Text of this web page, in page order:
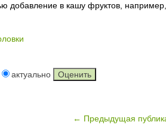
добавление в кашу фруктов,
актуально
← Предыдущая